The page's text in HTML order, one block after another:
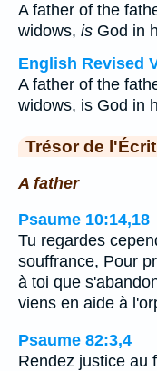
A father of the
widows, is God in
English Revised
A father of the
widows, is God in
Trésor de
A father
Psaume 10:14,18
Tu regardes
souffrance, Pour
à toi que
viens en aide à
Psaume 82:3,4
Rendez justice au